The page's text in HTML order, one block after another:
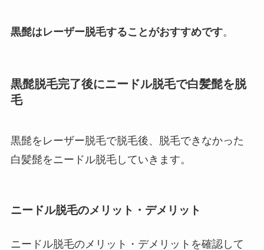
黒髭はレーザー脱毛することがおすすめです。
黒髭脱毛完了後にニードル脱毛で白髪髭を脱
毛
黒髭をレーザー脱毛で脱毛後、脱毛できなかった
白髪髭をニードル脱毛していきます。
ニードル脱毛のメリット・デメリット
ニードル脱毛のメリット・デメリットを確認して